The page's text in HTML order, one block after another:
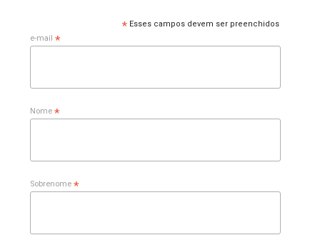
* Esses campos devem ser preenchidos
e-mail*
Nome*
Sobrenome*